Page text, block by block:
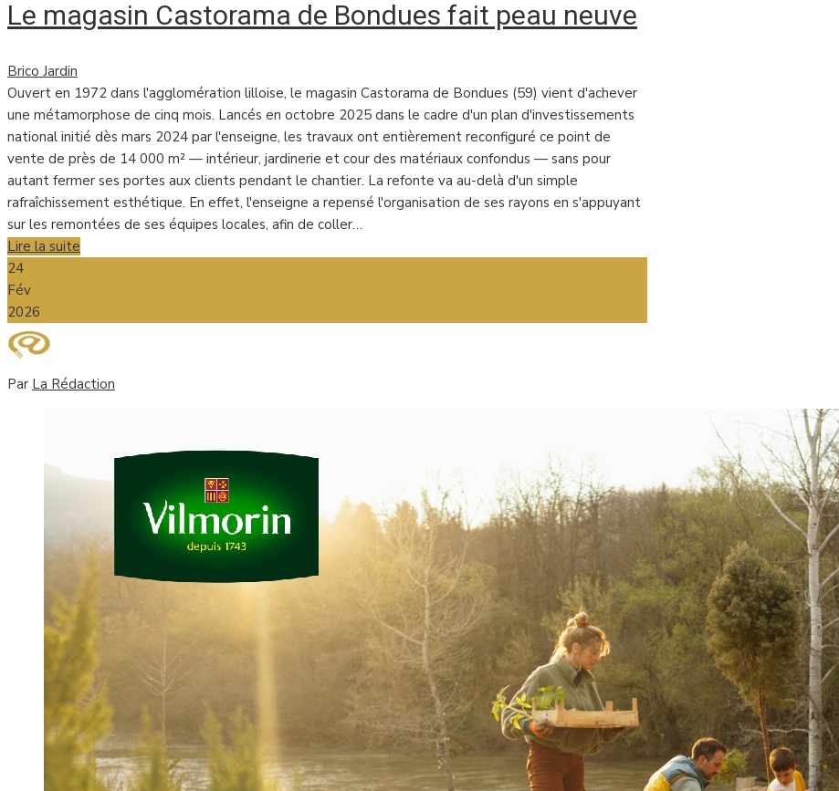
Le magasin Castorama de Bondues fait peau neuve
Brico Jardin
Ouvert en 1972 dans l'agglomération lilloise, le magasin Castorama de Bondues (59) vient d'achever
une métamorphose de cinq mois. Lancés en octobre 2025 dans le cadre d'un plan d'investissements
national initié dès mars 2024 par l'enseigne, les travaux ont entièrement reconfiguré ce point de
vente de près de 14 000 m² — intérieur, jardinerie et cour des matériaux confondus — sans pour
autant fermer ses portes aux clients pendant le chantier. La refonte va au-delà d'un simple
rafraîchissement esthétique. En effet, l'enseigne a repensé l'organisation de ses rayons en s'appuyant
sur les remontées de ses équipes locales, afin de coller…
Lire la suite
24
Fév
2026
Par La Rédaction